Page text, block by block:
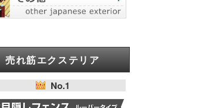
売れ筋エクステリア
No.1